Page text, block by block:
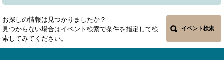
お探しの情報は見つかりましたか？
見つからない場合はイベント検索で条件を指定して検
索してみてください。
イベント検索